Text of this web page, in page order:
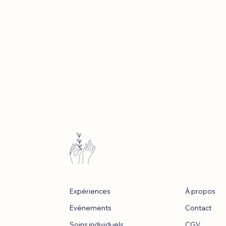
Expériences
Evénements
Soins individuels
À propos
Contact
CGV